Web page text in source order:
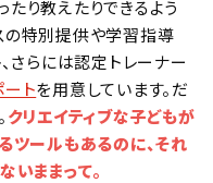
り教えたりできるよう
の特別提供や学習指導
さらには認定トレーナー
トを用意しています。だ
クリエイティブな子どもが
ツールもあるのに、それ
いままって。